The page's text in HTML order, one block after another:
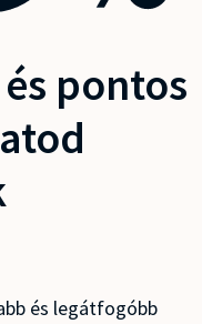
pontos
és legátfogóbb